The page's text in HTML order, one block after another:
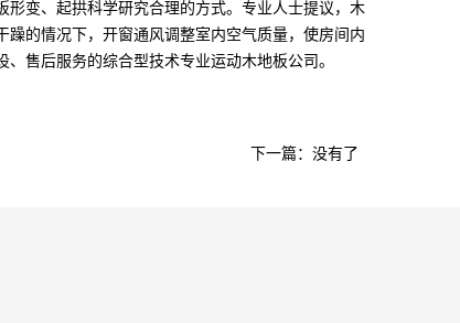
变、起拱科学研究合理的方式。专业人士提议，木
的情况下，开窗通风调整室内空气质量，使房间内
售后服务的综合型技术专业运动木地板公司。
下一篇：没有了